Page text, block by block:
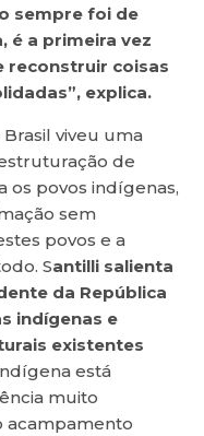
sempre foi de
é a primeira vez
reconstruir coisas
explica.
viveu uma
de
os povos indígenas,
sem
povos e a
Santilli salienta
da República
indígenas e
existentes
está
muito
acampamento